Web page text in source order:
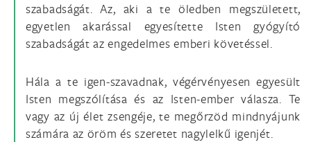
szabadságát. Az, aki a te öledben megszületett,
egyetlen akarással egyesítette Isten gyógyító
szabadságát az engedelmes emberi követéssel.
Hála a te igen-szavadnak, végérvényesen egyesült
Isten megszólítása és az Isten-ember válasza. Te
vagy az új élet zsengéje, te megőrzöd mindnyájunk
számára az öröm és szeretet nagylelkű igenjét.